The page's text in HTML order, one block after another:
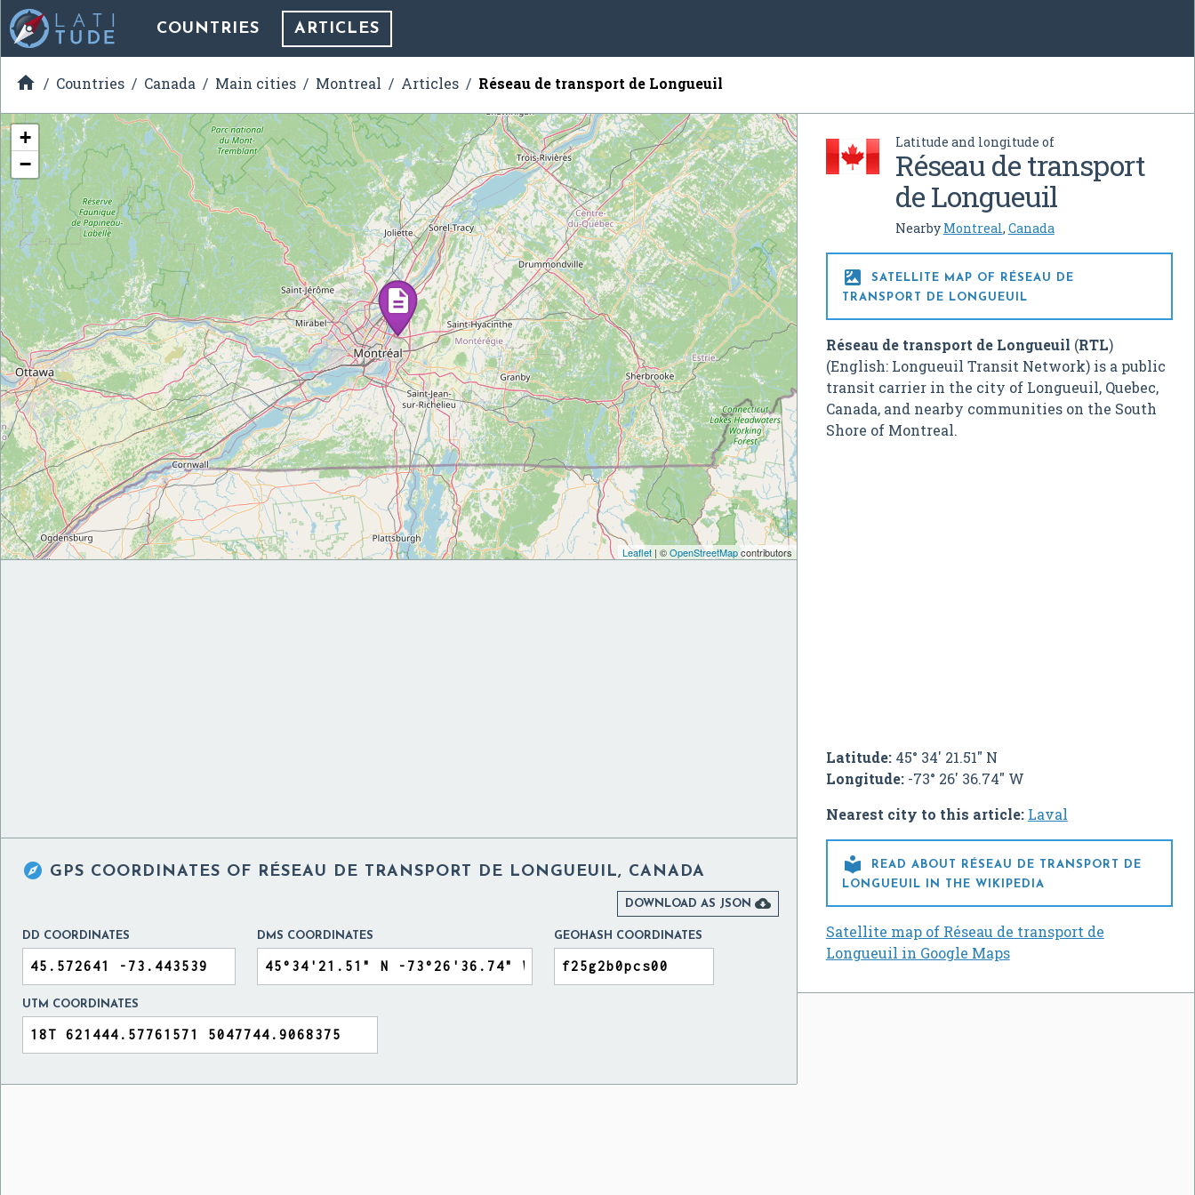
COUNTRIES ARTICLES
 Countries Canada Main cities Montreal Articles Réseau de transport de Longueuil
Latitude and longitude of
Réseau de transport
de Longueuil
Nearby Montreal, Canada

SATELLITE MAP OF RÉSEAU DE
TRANSPORT DE LONGUEUIL
Réseau de transport de Longueuil (RTL)
(English: Longueuil Transit Network) is a public
transit carrier in the city of Longueuil, Quebec,
Canada, and nearby communities on the South
Shore of Montreal.
Latitude:45° 34' 21.51" N
Longitude:-73° 26' 36.74" W
Nearest city to this article: Laval

READ ABOUT RÉSEAU DE TRANSPORT DE
LONGUEUIL IN THE WIKIPEDIA
Satellite map of Réseau de transport de
Longueuil in Google Maps
+
−
Leaflet| ©OpenStreetMapcontributors
 GPS COORDINATES OF RÉSEAU DE TRANSPORT DE LONGUEUIL, CANADA
DOWNLOAD AS JSON 
DD COORDINATES DMS COORDINATES GEOHASH COORDINATES
UTM COORDINATES